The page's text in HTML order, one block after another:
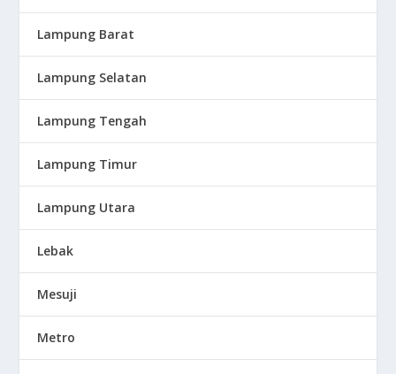
Lampung Barat
Lampung Selatan
Lampung Tengah
Lampung Timur
Lampung Utara
Lebak
Mesuji
Metro